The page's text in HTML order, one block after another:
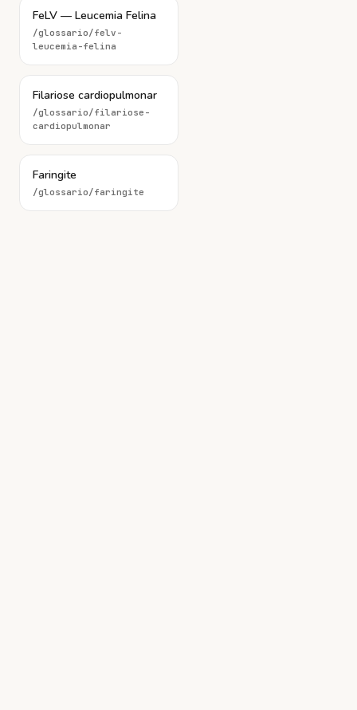
FeLV — Leucemia Felina
/glossario/felv-
leucemia-felina
Filariose cardiopulmonar
/glossario/filariose-
cardiopulmonar
Faringite
/glossario/faringite